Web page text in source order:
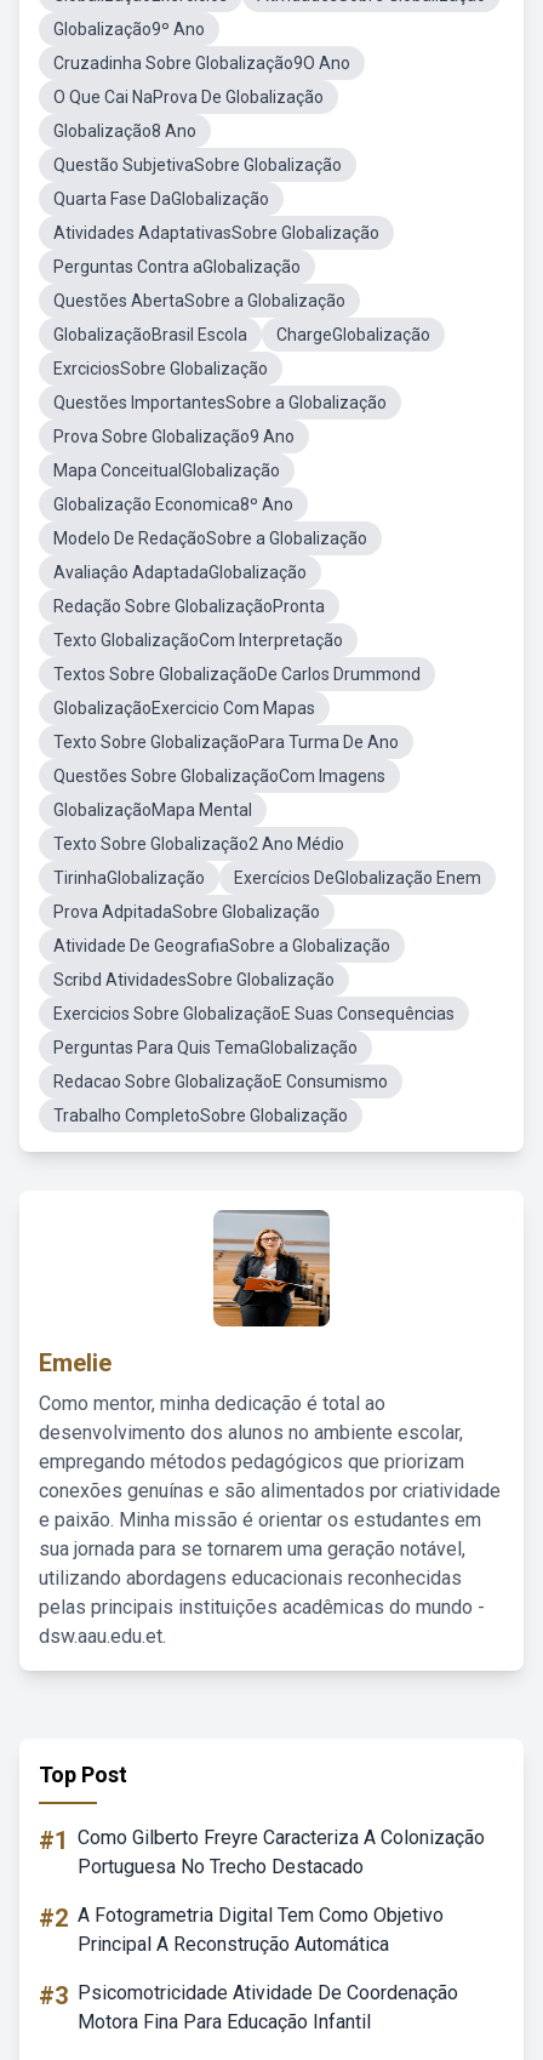
Globalização9º Ano
Cruzadinha Sobre Globalização9O Ano
O Que Cai NaProva De Globalização
Globalização8 Ano
Questão SubjetivaSobre Globalização
Quarta Fase DaGlobalização
Atividades AdaptativasSobre Globalização
Perguntas Contra aGlobalização
Questões AbertaSobre a Globalização
GlobalizaçãoBrasil Escola
ChargeGlobalização
ExrciciosSobre Globalização
Questões ImportantesSobre a Globalização
Prova Sobre Globalização9 Ano
Mapa ConceitualGlobalização
Globalização Economica8º Ano
Modelo De RedaçãoSobre a Globalização
Avaliaçâo AdaptadaGlobalização
Redação Sobre GlobalizaçãoPronta
Texto GlobalizaçãoCom Interpretação
Textos Sobre GlobalizaçãoDe Carlos Drummond
GlobalizaçãoExercicio Com Mapas
Texto Sobre GlobalizaçãoPara Turma De Ano
Questões Sobre GlobalizaçãoCom Imagens
GlobalizaçãoMapa Mental
Texto Sobre Globalização2 Ano Médio
TirinhaGlobalização
Exercícios DeGlobalização Enem
Prova AdpitadaSobre Globalização
Atividade De GeografiaSobre a Globalização
Scribd AtividadesSobre Globalização
Exercicios Sobre GlobalizaçãoE Suas Consequências
Perguntas Para Quis TemaGlobalização
Redacao Sobre GlobalizaçãoE Consumismo
Trabalho CompletoSobre Globalização
Emelie
Como mentor, minha dedicação é total ao
desenvolvimento dos alunos no ambiente escolar,
empregando métodos pedagógicos que priorizam
conexões genuínas e são alimentados por criatividade
e paixão. Minha missão é orientar os estudantes em
sua jornada para se tornarem uma geração notável,
utilizando abordagens educacionais reconhecidas
pelas principais instituições acadêmicas do mundo -
dsw.aau.edu.et.
Top Post
#1 Como Gilberto Freyre Caracteriza A Colonização
Portuguesa No Trecho Destacado
#2 A Fotogrametria Digital Tem Como Objetivo
Principal A Reconstrução Automática
#3 Psicomotricidade Atividade De Coordenação
Motora Fina Para Educação Infantil